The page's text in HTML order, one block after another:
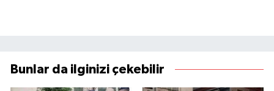
Bunlar da ilginizi çekebilir